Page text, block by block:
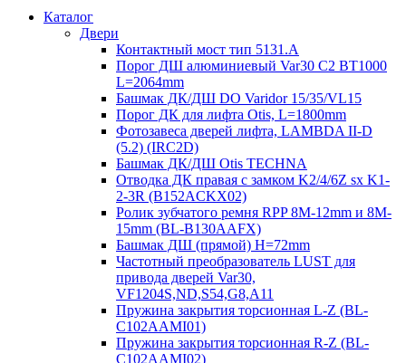
Каталог
Двери
Контактный мост тип 5131.A
Порог ДШ алюминиевый Var30 C2 BT1000
L=2064mm
Башмак ДК/ДШ DO Varidor 15/35/VL15
Порог ДК для лифта Otis, L=1800mm
Фотозавеса дверей лифта, LAMBDA II-D
(5.2) (IRC2D)
Башмак ДК/ДШ Otis TECHNA
Отводка ДК правая с замком K2/4/6Z sx K1-
2-3R (B152ACKX02)
Ролик зубчатого ремня RPP 8M-12mm и 8M-
15mm (BL-B130AAFX)
Башмак ДШ (прямой) H=72mm
Частотный преобразователь LUST для
привода дверей Var30,
VF1204S,ND,S54,G8,A11
Пружина закрытия торсионная L-Z (BL-
C102AAMI01)
Пружина закрытия торсионная R-Z (BL-
C102AAMI02)